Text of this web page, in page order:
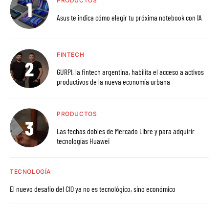
Asus te indica cómo elegir tu próxima notebook con IA
FINTECH
GURPI, la fintech argentina, habilita el acceso a activos
productivos de la nueva economía urbana
PRODUCTOS
Las fechas dobles de Mercado Libre y para adquirir
tecnologías Huawei
TECNOLOGÍA
El nuevo desafío del CIO ya no es tecnológico, sino económico